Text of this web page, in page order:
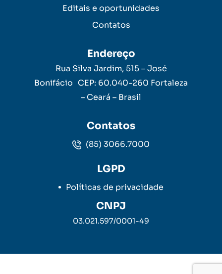
Editais e oportunidades
Contatos
Endereço
Rua Silva Jardim, 515 – José
Bonifácio CEP: 60.040-260 Fortaleza
– Ceará – Brasil
Contatos
(85) 3066.7000
LGPD
Políticas de privacidade
CNPJ
03.021.597/0001-49